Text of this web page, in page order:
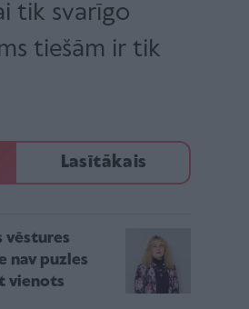
tik svarīgo
tiešām ir tik
Lasītākais
vēstures
nav puzles
vienots